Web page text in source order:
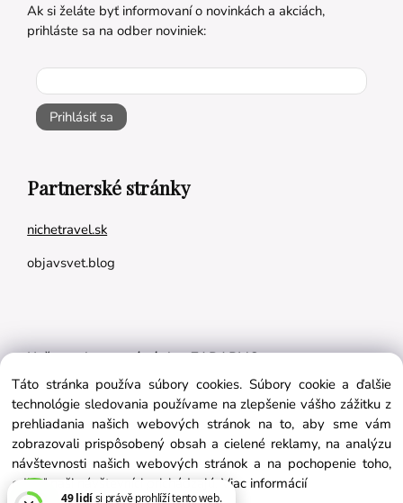
Ak si želáte byť informovaní o novinkách a akciách,
prihláste sa na odber noviniek:
Prihlásiť sa
Partnerské stránky
nichetravel.sk
objavsvet.blog
Naše appky pre vás úplne ZADARMO:
Tréningový plán na mieru
BMI kalkulačka
Vygeneruj si výživový plán na mieru
Táto stránka používa súbory cookies. Súbory cookie a ďalšie
technológie sledovania používame na zlepšenie vášho zážitku z
prehliadania našich webových stránok na to, aby sme vám
zobrazovali prispôsobený obsah a cielené reklamy, na analýzu
návštevnosti našich webových stránok a na pochopenie toho,
odkiaľ naši návštevníci prichádzajú. Viac informácií